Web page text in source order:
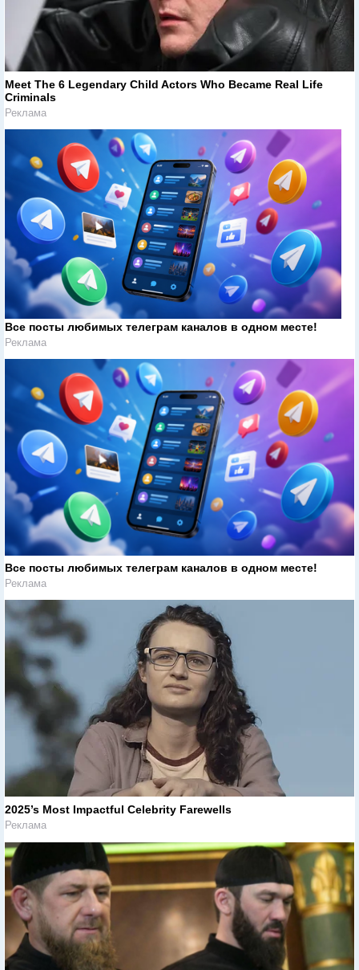
Meet The 6 Legendary Child Actors Who Became Real Life
Criminals
Реклама
Все посты любимых телеграм каналов в одном месте!
Реклама
Все посты любимых телеграм каналов в одном месте!
Реклама
2025’s Most Impactful Celebrity Farewells
Реклама